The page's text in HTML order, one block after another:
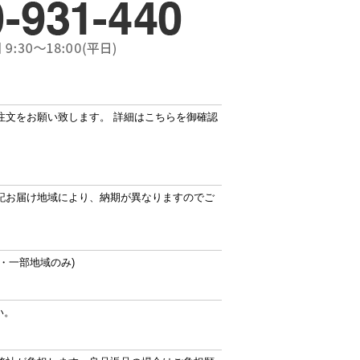
をお願い致します。 詳細はこちらを御確認
届け地域により、納期が異なりますのでご
一部地域のみ)